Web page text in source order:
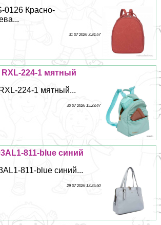
0126 Красно-
31 07 2026 3:24:57
RXL-224-1 мятный
224-1 мятный...
30 07 2026 15:23:47
811-blue синий
811-blue синий...
29 07 2026 13:25:50